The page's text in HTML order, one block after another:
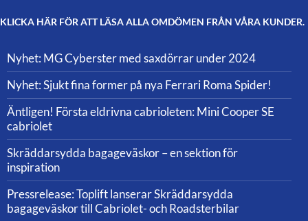
KLICKA HÄR FÖR ATT LÄSA ALLA OMDÖMEN FRÅN VÅRA KUNDER.
Nyhet: MG Cyberster med saxdörrar under 2024
Nyhet: Sjukt fina former på nya Ferrari Roma Spider!
Äntligen! Första eldrivna cabrioleten: Mini Cooper SE
cabriolet
Skräddarsydda bagageväskor – en sektion för
inspiration
Pressrelease: Toplift lanserar Skräddarsydda
bagageväskor till Cabriolet- och Roadsterbilar